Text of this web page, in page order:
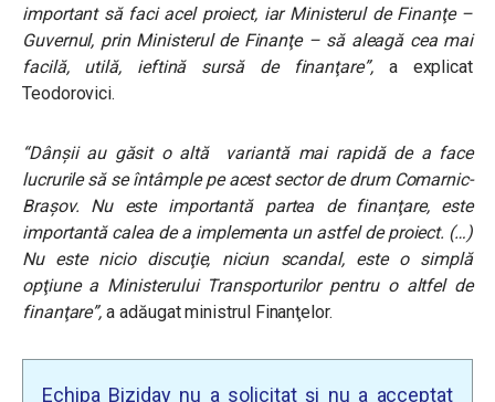
important să faci acel proiect, iar Ministerul de Finanţe –
Guvernul, prin Ministerul de Finanţe – să aleagă cea mai
facilă, utilă, ieftină sursă de finanţare”, a explicat
Teodorovici.
“Dânşii au găsit o altă variantă mai rapidă de a face
lucrurile să se întâmple pe acest sector de drum Comarnic-
Braşov. Nu este importantă partea de finanţare, este
importantă calea de a implementa un astfel de proiect. (…)
Nu este nicio discuţie, niciun scandal, este o simplă
opţiune a Ministerului Transporturilor pentru o altfel de
finanţare”,a adăugat ministrul Finanţelor.
Echipa Biziday nu a solicitat și nu a acceptat